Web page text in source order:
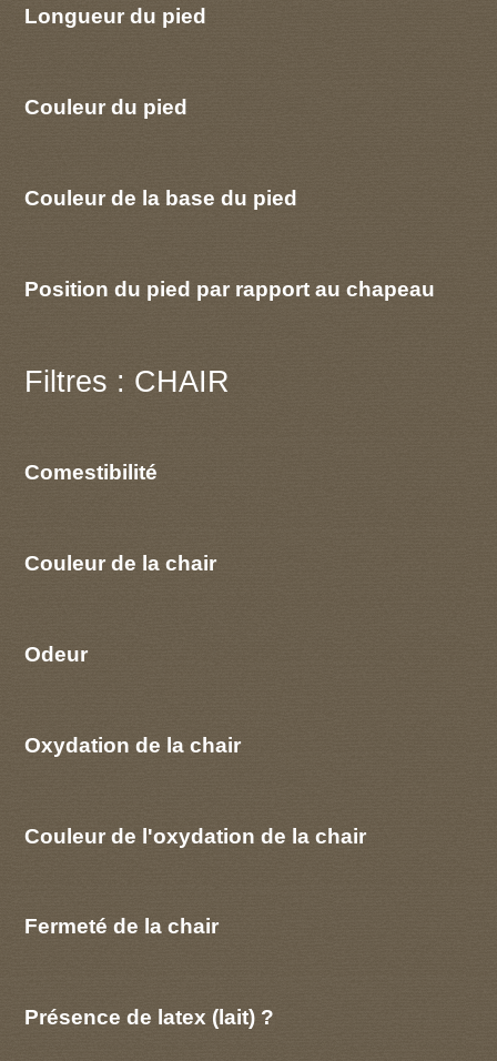
Longueur du pied
Couleur du pied
Couleur de la base du pied
Position du pied par rapport au chapeau
Filtres : CHAIR
Comestibilité
Couleur de la chair
Odeur
Oxydation de la chair
Couleur de l'oxydation de la chair
Fermeté de la chair
Présence de latex (lait) ?